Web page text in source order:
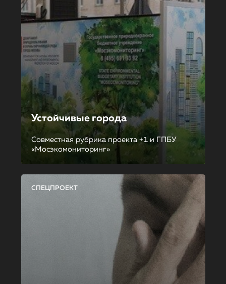
Устойчивые города
Совместная рубрика проекта +1 и ГПБУ
«Мосэкомониторинг»
СПЕЦПРОЕКТ